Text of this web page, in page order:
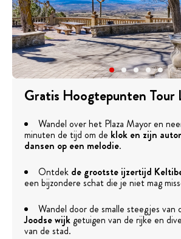
Gratis Hoogtepunten Tour
Wandel over het Plaza Mayor en
minuten de tijd om de klok en zijn
dansen op een melodie.
Ontdek de grootste ijzertijd
een bijzondere schat die je niet mag
Wandel door de smalle steegjes van
Joodse wijkgetuigen van de rijke en
van de stad.